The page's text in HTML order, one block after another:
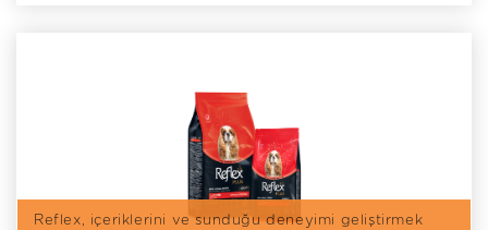
Reflex, içeriklerini ve sunduğu deneyimi geliştirmek